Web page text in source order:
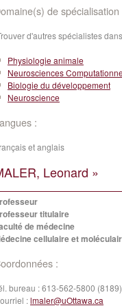
de spécialisation
d'autres spécialistes
Physiologie animale
Neurosciences
Biologie du développement
Neuroscience
:
et anglais
Leonard »
titulaire
de médecine
cellulaire et
:
bureau :613-562-5800 (8189)
:lmaler@uOttawa.ca